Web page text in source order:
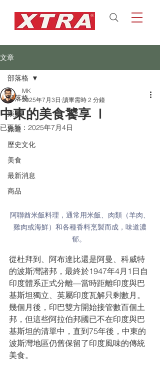
文章
部落格
娛樂
旅遊
歷史文化
美食
最新消息
商品
部落格
中東的美食饕享 Ⅰ
MK
2025年7月3日 讀畢需時 2 分鐘
已更新： 2025年7月4日
阿聯酋米飯料理，通常用米飯、肉類（羊肉、
雞肉或海鮮）和各種香料烹製而成，味道濃
郁。
從杜拜到、阿布達比還是阿曼、科威特
的波斯灣諸邦，最終於1947年4月1日自
印度體系正式分離—當時距離印度與巴
基斯坦獨立、英屬印度瓦解只剩數月。
幾個月後，印巴雙方開始接管數百個土
邦，但這些阿拉伯邦國已不在印度與巴
基斯坦的清單中，直到75年後，中東的
波斯灣地區仍舊保留了印度風味的傳統
美食。